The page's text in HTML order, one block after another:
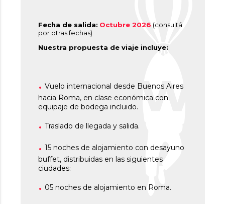
Fecha de salida: Octubre 2026 (consultá
por otras fechas)
Nuestra propuesta de viaje incluye:
Vuelo internacional desde Buenos Aires
hacia Roma, en clase económica con
equipaje de bodega incluido.
Traslado de llegada y salida.
15 noches de alojamiento con desayuno
buffet, distribuidas en las siguientes
ciudades:
05 noches de alojamiento en Roma.